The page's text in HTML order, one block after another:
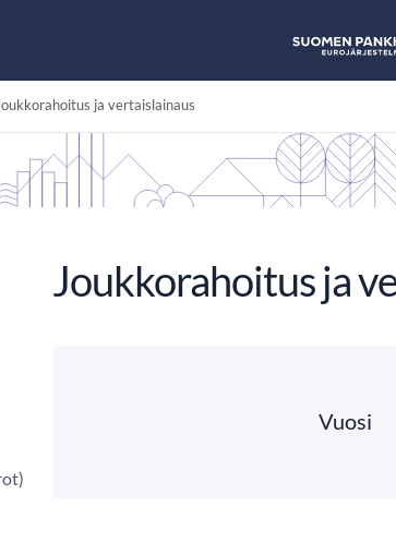
ja vertaislainaus
Joukkorahoitus ja
Vuosi